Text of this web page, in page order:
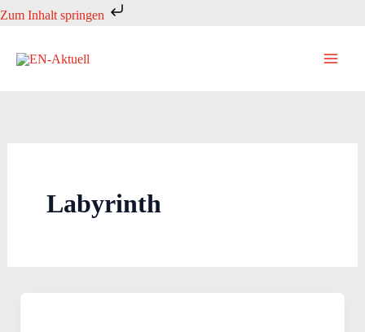
Zum Inhalt springen
Zum
springen
Labyrinth